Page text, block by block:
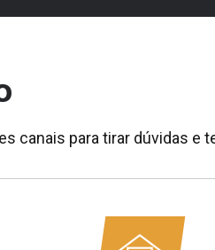
canais para tirar dúvidas e